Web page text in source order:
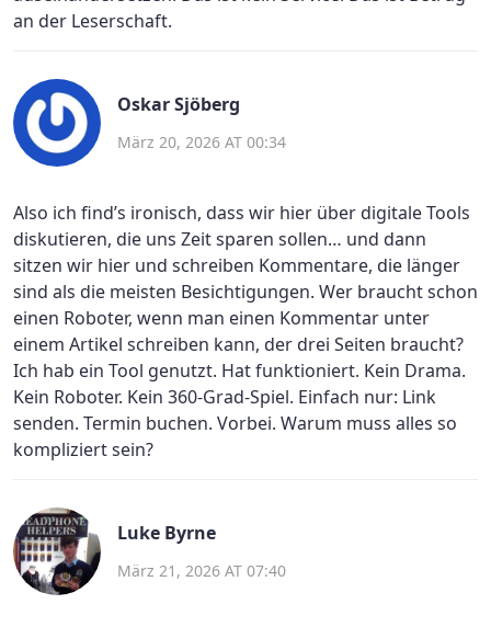
an der Leserschaft.
Oskar Sjöberg
März 20, 2026 AT 00:34
Also ich find’s ironisch, dass wir hier über digitale Tools
diskutieren, die uns Zeit sparen sollen… und dann
sitzen wir hier und schreiben Kommentare, die länger
sind als die meisten Besichtigungen. Wer braucht schon
einen Roboter, wenn man einen Kommentar unter
einem Artikel schreiben kann, der drei Seiten braucht?
Ich hab ein Tool genutzt. Hat funktioniert. Kein Drama.
Kein Roboter. Kein 360-Grad-Spiel. Einfach nur: Link
senden. Termin buchen. Vorbei. Warum muss alles so
kompliziert sein?
Luke Byrne
März 21, 2026 AT 07:40